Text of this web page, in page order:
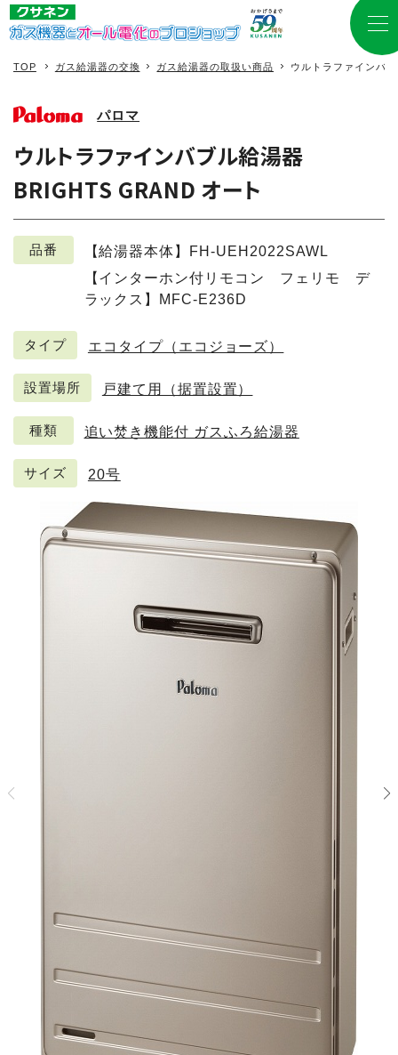
TOP ガス給湯器の交換 ガス給湯器の取扱い商品 ウルトラファインバ
パロマ
ウルトラファインバブル給湯器
BRIGHTS GRAND オート
品番
【給湯器本体】FH-UEH2022SAWL
【インターホン付リモコン フェリモ デ
ラックス】MFC-E236D
タイプ エコタイプ（エコジョーズ）
設置場所 戸建て用（据置設置）
種類 追い焚き機能付 ガスふろ給湯器
サイズ 20号